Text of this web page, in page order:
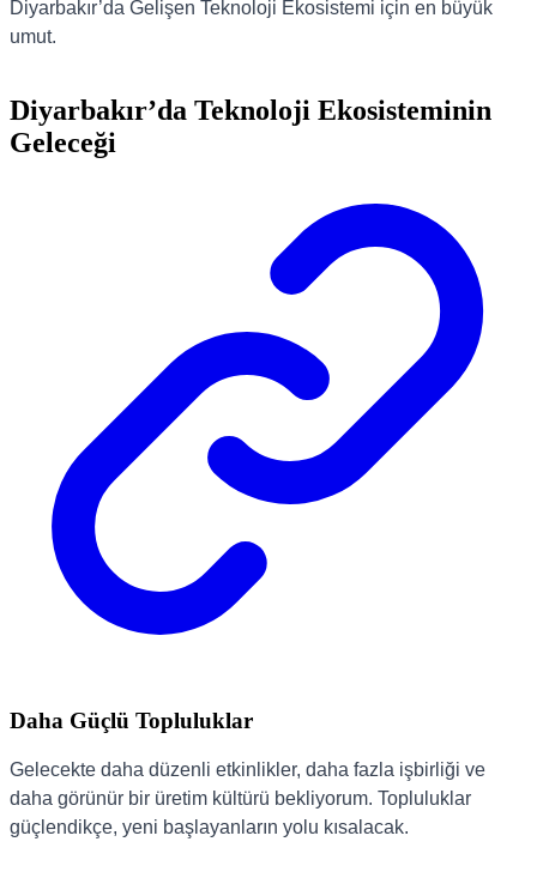
Diyarbakır’da Gelişen Teknoloji Ekosistemi için en büyük
umut.
Diyarbakır’da Teknoloji Ekosisteminin
Geleceği
Daha Güçlü Topluluklar
Gelecekte daha düzenli etkinlikler, daha fazla işbirliği ve
daha görünür bir üretim kültürü bekliyorum. Topluluklar
güçlendikçe, yeni başlayanların yolu kısalacak.